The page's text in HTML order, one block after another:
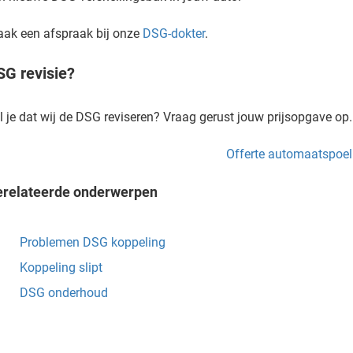
een afspraak bij onze DSG-dokter.
revisie?
je dat wij de DSG reviseren? Vraag gerust jouw prijsopgave op.
onderwerpen
Problemen DSG koppeling
Koppeling slipt
DSG onderhoud